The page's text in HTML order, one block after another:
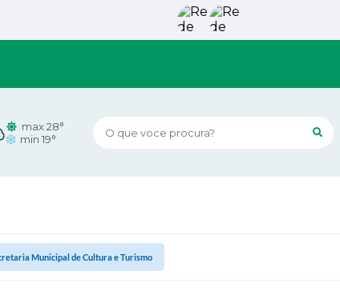
O que voce procura?
max 28°
min 19°
Municipal de Cultura e Turismo